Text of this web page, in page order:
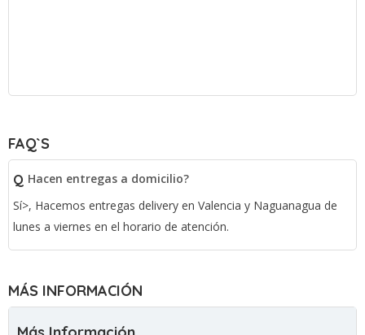
FAQ`S
Q Hacen entregas a domicilio?
Sí>, Hacemos entregas delivery en Valencia y Naguanagua de
lunes a viernes en el horario de atención.
MÁS INFORMACIÓN